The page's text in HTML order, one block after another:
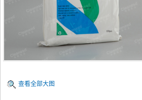
查看全部大图